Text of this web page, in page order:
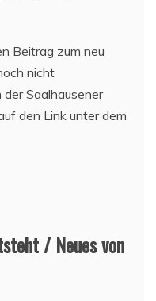
Beitrag zum neu
nicht
Saalhausener
den Link unter dem
/ Neues von